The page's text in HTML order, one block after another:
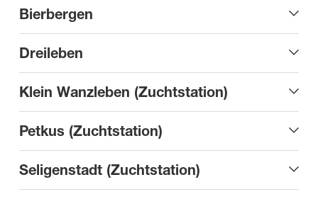
Bierbergen
Dreileben
Klein Wanzleben (Zuchtstation)
Petkus (Zuchtstation)
Seligenstadt (Zuchtstation)